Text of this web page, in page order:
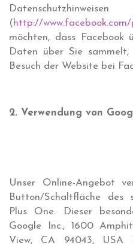
(http://www.facebook.com/
möchten, dass
Daten über Sie
Besuch der Website bei
2. Verwendung von
Unser Online-Angebot
Button/Schaltfläche des
Plus One. Dieser
Google Inc., 1600
View, CA 94043, USA